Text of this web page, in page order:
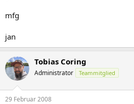
mfg
jan
Tobias Coring
Administrator Teammitglied
29 Februar 2008